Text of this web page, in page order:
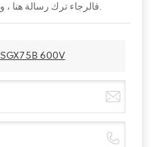
فالرجاء ترك رسالة هنا ، وسنرد عليك في أقرب وقت ممكن.
موصلات كابل البطارية SGX75B 600V